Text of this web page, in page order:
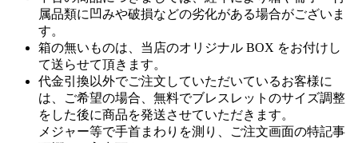
属品類に凹みや破損などの劣化がある場合がございま
す。
箱の無いものは、当店のオリジナル BOX をお付けし
て送らせて頂きます。
代金引換以外でご注文していただいているお客様に
は、ご希望の場合、無料でブレスレットのサイズ調整
をした後に商品を発送させていただきます。
メジャー等で手首まわりを測り、ご注文画面の特記事